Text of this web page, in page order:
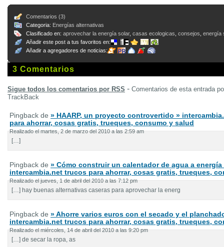
Comentarios (3)
Categoria: Energías alternativas
Clasificado en: aprovechar la energía solar, casas ecologicas consejos energía
Añadir este post a tus favoritos en:
Añadir a agregadores de noticias:
3 Comentarios
Sigue todos los comentarios por RSS - Comentarios de esta entrada
TrackBack
Pingback de » HAARP, un proyecto controvertido »
para ahorrar, cosas gratis, trueques, consumo y salud
Realizado el martes, 2 de marzo del 2010 a las 2:59 am
[…]
Pingback de » Cómo construir un calentador de agua a energía
intercambia.net trucos para ahorrar, cosas gratis, trueques,
Realizado el jueves, 1 de abril del 2010 a las 7:12 pm
[…] hay buenas alternativas caseras para aprovechar la energ
Pingback de » Ahorre varios euros con el secado y el
intercambia.net trucos para ahorrar, cosas gratis, trueques,
Realizado el miércoles, 14 de abril del 2010 a las 9:20 pm
[…] de secar la ropa, as